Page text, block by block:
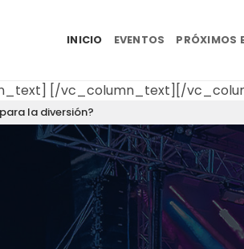
INICIO EVENTOS PRÓXIMOS
[/vc_column_text][/
la diversión?